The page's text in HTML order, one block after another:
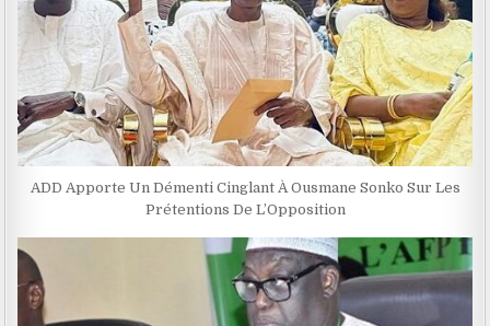
ADD Apporte Un Démenti Cinglant À Ousmane Sonko Sur Les
Prétentions De L’Opposition